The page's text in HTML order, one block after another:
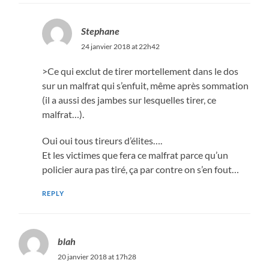
Stephane
24 janvier 2018 at 22h42
>Ce qui exclut de tirer mortellement dans le dos
sur un malfrat qui s’enfuit, même après sommation
(il a aussi des jambes sur lesquelles tirer, ce
malfrat…).
Oui oui tous tireurs d’élites….
Et les victimes que fera ce malfrat parce qu’un
policier aura pas tiré, ça par contre on s’en fout…
REPLY
blah
20 janvier 2018 at 17h28